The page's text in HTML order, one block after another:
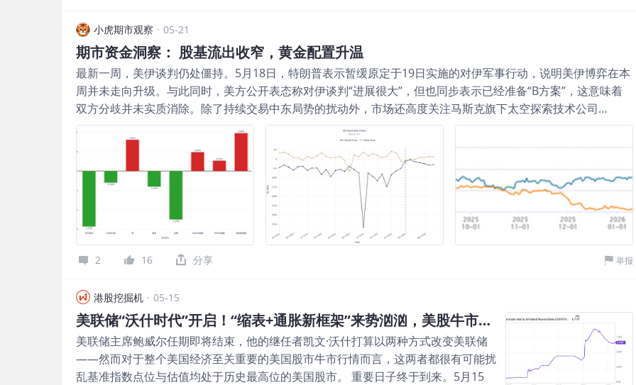
小虎期市观察 · 05-21
期市资金洞察： 股基流出收窄，黄金配置升温
最新一周，美伊谈判仍处僵持。5月18日，特朗普表示暂缓原定于19日实施的对伊军事行动，说明美伊博弈在本
周并未走向升级。与此同时，美方公开表态称对伊谈判“进展很大”，但也同步表示已经准备“B方案”，这意味着
双方分歧并未实质消除。除了持续交易中东局势的扰动外，市场还高度关注马斯克旗下太空探索技术公司
（SpaceX）可能创下“史上最大IPO”的进展。 截至2026年5月21日下午3点，本周重点资产涨跌幅情况如下： 在
宏观预期反复摇摆的环境下，单纯观察价格波动已不足以把握资产运行主线。相较之下，库存变化更能刻画实体
供需，资金流向更能反映配置偏好。因此，不妨从库存与资金两个维度，统一观察美股、美债、原油、铜、铝及
金银的最新变化。 1.股基流出收窄，债基吸金放缓 根据ICI的最新数据显示： ICI简介（Investment Company
Institute，美国投资公司协会）成立于1940年，是美国基金行业最核心的协会机构之一，其资金流数据在市场
上被广泛视为观察美国公募基金申赎变化的权威来源。 同时，ICI长期发布美国及全球受监管基金资产和资金流
统计，统计口径稳定、覆盖面广，也因此被券商、研究机构和财经媒体大量引用。 股基资金继续净流出，但边
际压力有所缓和：截至2026年5月13日当周，美国股票型基金预计净流出291.7亿美元（占3月31日资产的
0.2%），仍连续处于净流出区间，说明权益类共同基金资金面依旧偏弱，市场风险偏好尚未出现明显修复。从
美元，表明股票型基金赎回压力虽然仍在延续，但短期资金撤出力度较前一周已有所减弱。 债基资金继续维持
净流入，但边际流入力度有所回落：截至2026年5月13日当周，美国债券型基金预计净流入125.6亿美元（占3月
31日资产的0.2%）
2 16 分享 举报
港股挖掘机 · 05-15
美联储“沃什时代”开启！“缩表+通胀新框架”来势汹汹，美股牛市面临压力测试
美联储主席鲍威尔任期即将结束，他的继任者凯文·沃什打算以两种方式改变美联储
——然而对于整个美国经济至关重要的美国股市牛市行情而言，这两者都很有可能扰
乱基准指数点位与估值均处于历史最高位的美国股市。 重要日子终于到来。5月15